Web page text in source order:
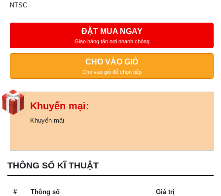
NTSC
ĐẶT MUA NGAY
Giao hàng tận nơi nhanh chóng
CHO VÀO GIỎ
Cho vào giỏ để chọn tiếp
Khuyến mại:
Khuyến mãi
THÔNG SỐ KĨ THUẬT
# Thông số Giá trị